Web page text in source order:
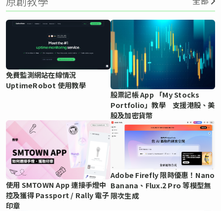
免費監測網站在線情況
UptimeRobot 使用教學
股票記帳 App 「My Stocks
Portfolio」教學 支援港股、美
股及加密貨幣
使用 SMTOWN App 連接手燈中
控及獲得 Passport / Rally 電子
印章
Adobe Firefly 限時優惠！Nano
Banana、Flux.2 Pro 等模型無
限次生成